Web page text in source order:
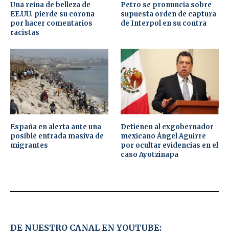
Una reina de belleza de
EE.UU. pierde su corona
por hacer comentarios
racistas
Petro se pronuncia sobre
supuesta orden de captura
de Interpol en su contra
España en alerta ante una
posible entrada masiva de
migrantes
Detienen al exgobernador
mexicano Ángel Aguirre
por ocultar evidencias en el
caso Ayotzinapa
DE NUESTRO CANAL EN YOUTUBE: